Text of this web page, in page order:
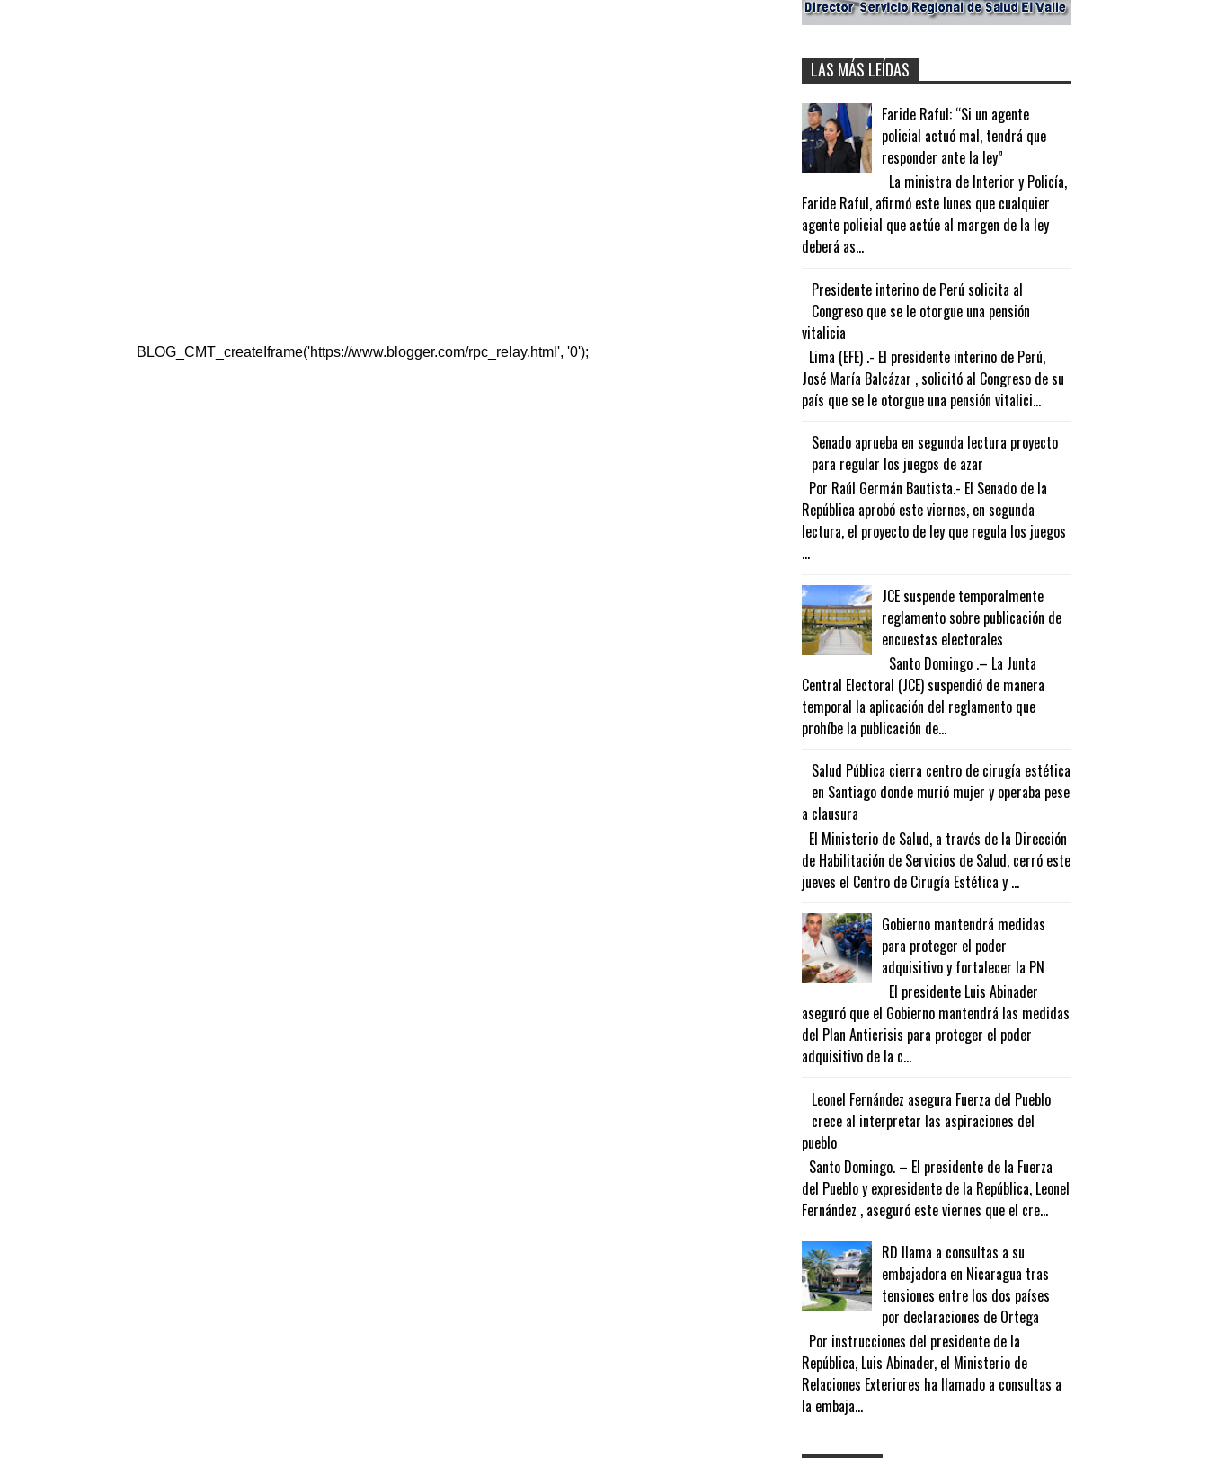
BLOG_CMT_createIframe('https://www.blogger.com/rpc_relay.html', '0');
LAS MÁS LEÍDAS
Faride Raful: “Si un agente
policial actuó mal, tendrá que
responder ante la ley”
La ministra de Interior y Policía,
Faride Raful, afirmó este lunes que cualquier
agente policial que actúe al margen de la ley
deberá as...
Presidente interino de Perú solicita al
Congreso que se le otorgue una pensión
vitalicia
Lima (EFE) .- El presidente interino de Perú,
José María Balcázar , solicitó al Congreso de su
país que se le otorgue una pensión vitalici...
Senado aprueba en segunda lectura proyecto
para regular los juegos de azar
Por Raúl Germán Bautista.- El Senado de la
República aprobó este viernes, en segunda
lectura, el proyecto de ley que regula los juegos
...
JCE suspende temporalmente
reglamento sobre publicación de
encuestas electorales
Santo Domingo .– La Junta
Central Electoral (JCE) suspendió de manera
temporal la aplicación del reglamento que
prohíbe la publicación de...
Salud Pública cierra centro de cirugía estética
en Santiago donde murió mujer y operaba pese
a clausura
El Ministerio de Salud, a través de la Dirección
de Habilitación de Servicios de Salud, cerró este
jueves el Centro de Cirugía Estética y ...
Gobierno mantendrá medidas
para proteger el poder
adquisitivo y fortalecer la PN
El presidente Luis Abinader
aseguró que el Gobierno mantendrá las medidas
del Plan Anticrisis para proteger el poder
adquisitivo de la c...
Leonel Fernández asegura Fuerza del Pueblo
crece al interpretar las aspiraciones del
pueblo
Santo Domingo. – El presidente de la Fuerza
del Pueblo y expresidente de la República, Leonel
Fernández , aseguró este viernes que el cre...
RD llama a consultas a su
embajadora en Nicaragua tras
tensiones entre los dos países
por declaraciones de Ortega
Por instrucciones del presidente de la
República, Luis Abinader, el Ministerio de
Relaciones Exteriores ha llamado a consultas a
la embaja...